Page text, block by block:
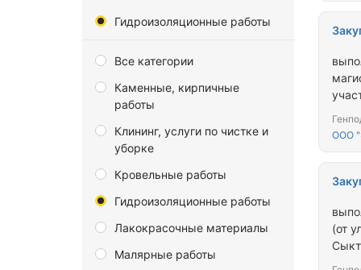
Донецкая Народная
Еврейская автономная
Забайкальский край
Запорожская область
Ивановская область
Иркутская область
Калининградская область
Гидроизоляционные работы
Все категории
Каменные, кирпичные
работы
Клининг, услуги по чистке и
уборке
Кровельные работы
Гидроизоляционные работы
Лакокрасочные материалы
Малярные работы
ООО
(от